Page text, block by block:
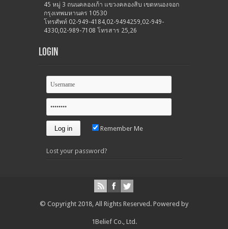
45 หมู่ 3 ถนนคลองเก้า แขวงคลองสิบ เขตหนองจอก
กรุงเทพมหานคร 10530
โทรศัพท์ 02-949-4184,02-9494259,02-949-
4330,02-989-7108 โทรสาร 25,26
Login
Remember Me
Lost your password?
© Copyright 2018, All Rights Reserved. Powered by
1Belief Co., Ltd.